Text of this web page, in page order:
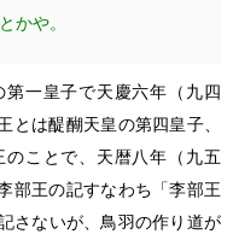
かや。
第一皇子で天慶六年 （九四
とは醍醐天皇の第四皇子、
のことで、天暦八年 （九五
部王の記すなわち「李部王
さないが、鳥羽の作り道が